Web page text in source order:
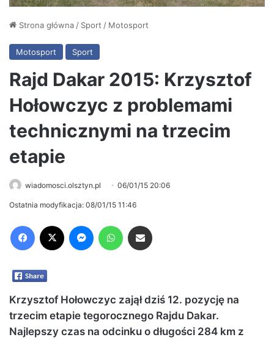
Strona główna/ Sport / Motosport
Motosport Sport
Rajd Dakar 2015: Krzysztof
Hołowczyc z problemami
technicznymi na trzecim
etapie
wiadomosci.olsztyn.pl 06/01/15 20:06
Ostatnia modyfikacja: 08/01/15 11:46
Krzysztof Hołowczyc zajął dziś 12. pozycję na
trzecim etapie tegorocznego Rajdu Dakar.
Najlepszy czas na odcinku o długości 284 km z